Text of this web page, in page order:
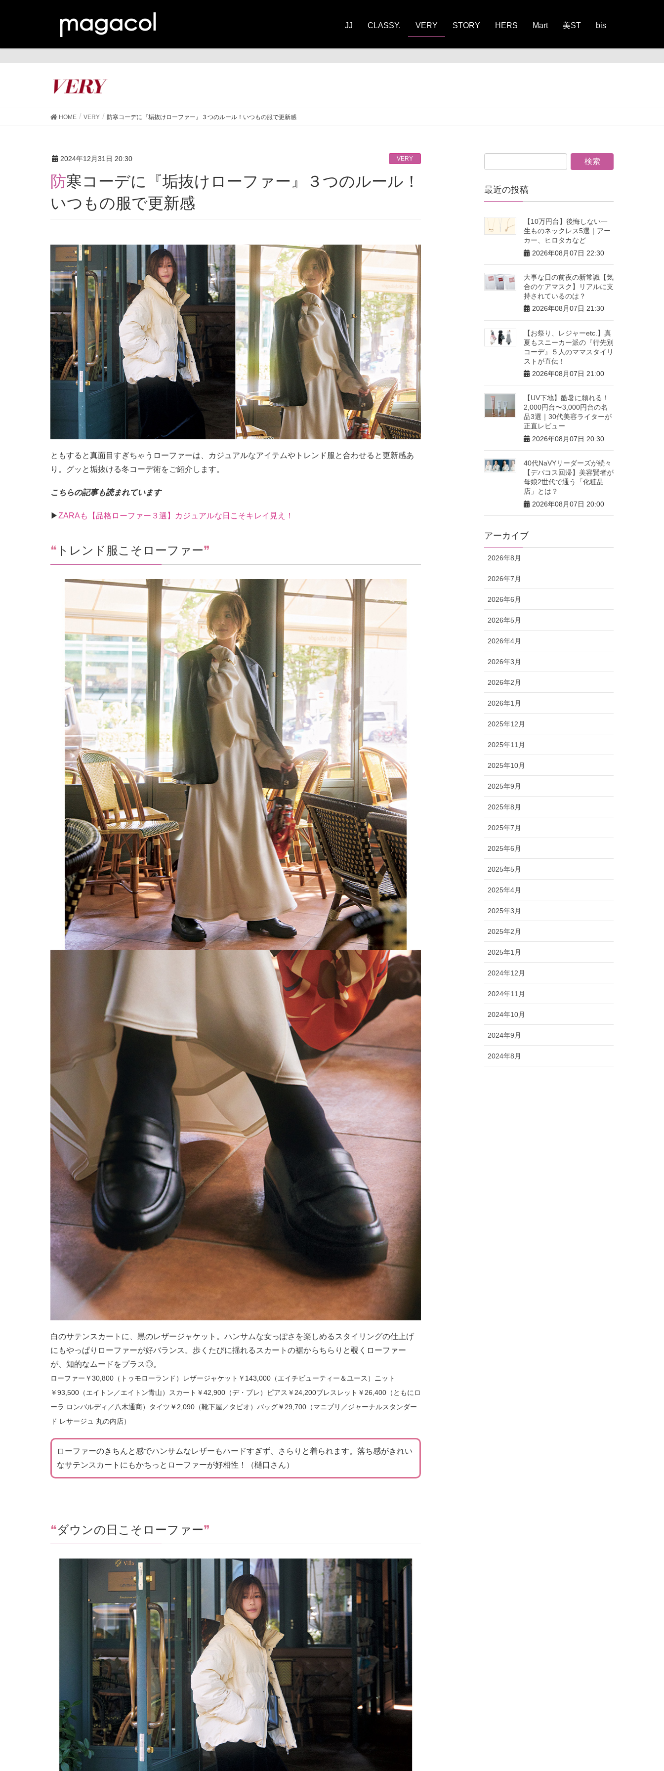
JJ CLASSY. VERY STORY HERS Mart 美ST bis
HOME VERY 防寒コーデに『垢抜けローファー』３つのルール！いつもの服で更新感
2024年12月31日 20:30 VERY
防寒コーデに『垢抜けローファー』３つのルール！
いつもの服で更新感
ともすると真面目すぎちゃうローファーは、カジュアルなアイテムやトレンド服と合わせると更新感あ
り。グッと垢抜ける冬コーデ術をご紹介します。
こちらの記事も読まれています
▶︎ZARAも【品格ローファー３選】カジュアルな日こそキレイ見え！
❝ トレンド服こそローファー❞
白のサテンスカートに、黒のレザージャケット。ハンサムな女っぽさを楽しめるスタイリングの仕上げ
にもやっぱりローファーが好バランス。歩くたびに揺れるスカートの裾からちらりと覗くローファー
が、知的なムードをプラス◎。
ローファー￥30,800（トゥモローランド）レザージャケット￥143,000（エイチビューティー＆ユース）ニット
￥93,500（エイトン／エイトン青山）スカート￥42,900（デ・プレ）ピアス￥24,200ブレスレット￥26,400（ともにロ
ーラ ロンバルディ／八木通商）タイツ￥2,090（靴下屋／タビオ）バッグ￥29,700（マニプリ／ジャーナルスタンダー
ド レサージュ 丸の内店）
ローファーのきちんと感でハンサムなレザーもハードすぎず、さらりと着られます。落ち感がきれい
なサテンスカートにもかちっとローファーが好相性！（樋口さん）
❝ダウンの日こそローファー❞
最近の投稿
【10万円台】後悔しない一
生ものネックレス5選｜アー
カー、ヒロタカなど
2026年08月07日 22:30
大事な日の前夜の新常識【気
合のケアマスク】リアルに支
持されているのは？
2026年08月07日 21:30
【お祭り、レジャーetc.】真
夏もスニーカー派の『行先別
コーデ』５人のママスタイリ
ストが直伝！
2026年08月07日 21:00
【UV下地】酷暑に頼れる！
2,000円台〜3,000円台の名
品3選｜30代美容ライターが
正直レビュー
2026年08月07日 20:30
40代NaVYリーダーズが続々
【デパコス回帰】美容賢者が
母娘2世代で通う「化粧品
店」とは？
2026年08月07日 20:00
アーカイブ
2026年8月
2026年7月
2026年6月
2026年5月
2026年4月
2026年3月
2026年2月
2026年1月
2025年12月
2025年11月
2025年10月
2025年9月
2025年8月
2025年7月
2025年6月
2025年5月
2025年4月
2025年3月
2025年2月
2025年1月
2024年12月
2024年11月
2024年10月
2024年9月
2024年8月